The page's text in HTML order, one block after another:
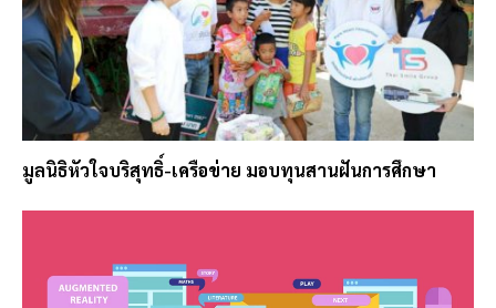
มูลนิธิหัวใจบริสุทธิ์-เครือข่าย มอบทุนสานฝันการศึกษา